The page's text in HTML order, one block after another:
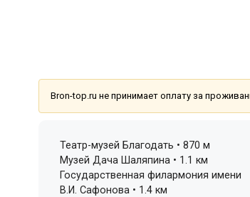
Bron-top.ru не принимает оплату за
Театр-музей Благодать • 870 м
Музей Дача Шаляпина • 1.1 км
Государственная филармония имени
В.И. Сафонова • 1.4 км